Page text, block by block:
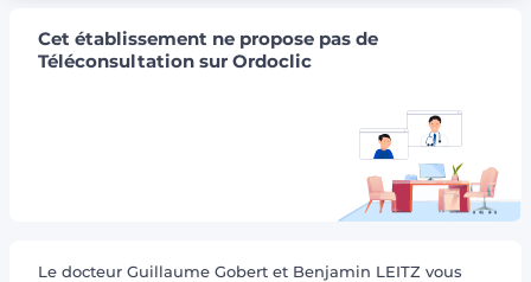
Cet établissement ne propose pas de
Téléconsultation sur Ordoclic
Le docteur Guillaume Gobert et Benjamin LEITZ vous